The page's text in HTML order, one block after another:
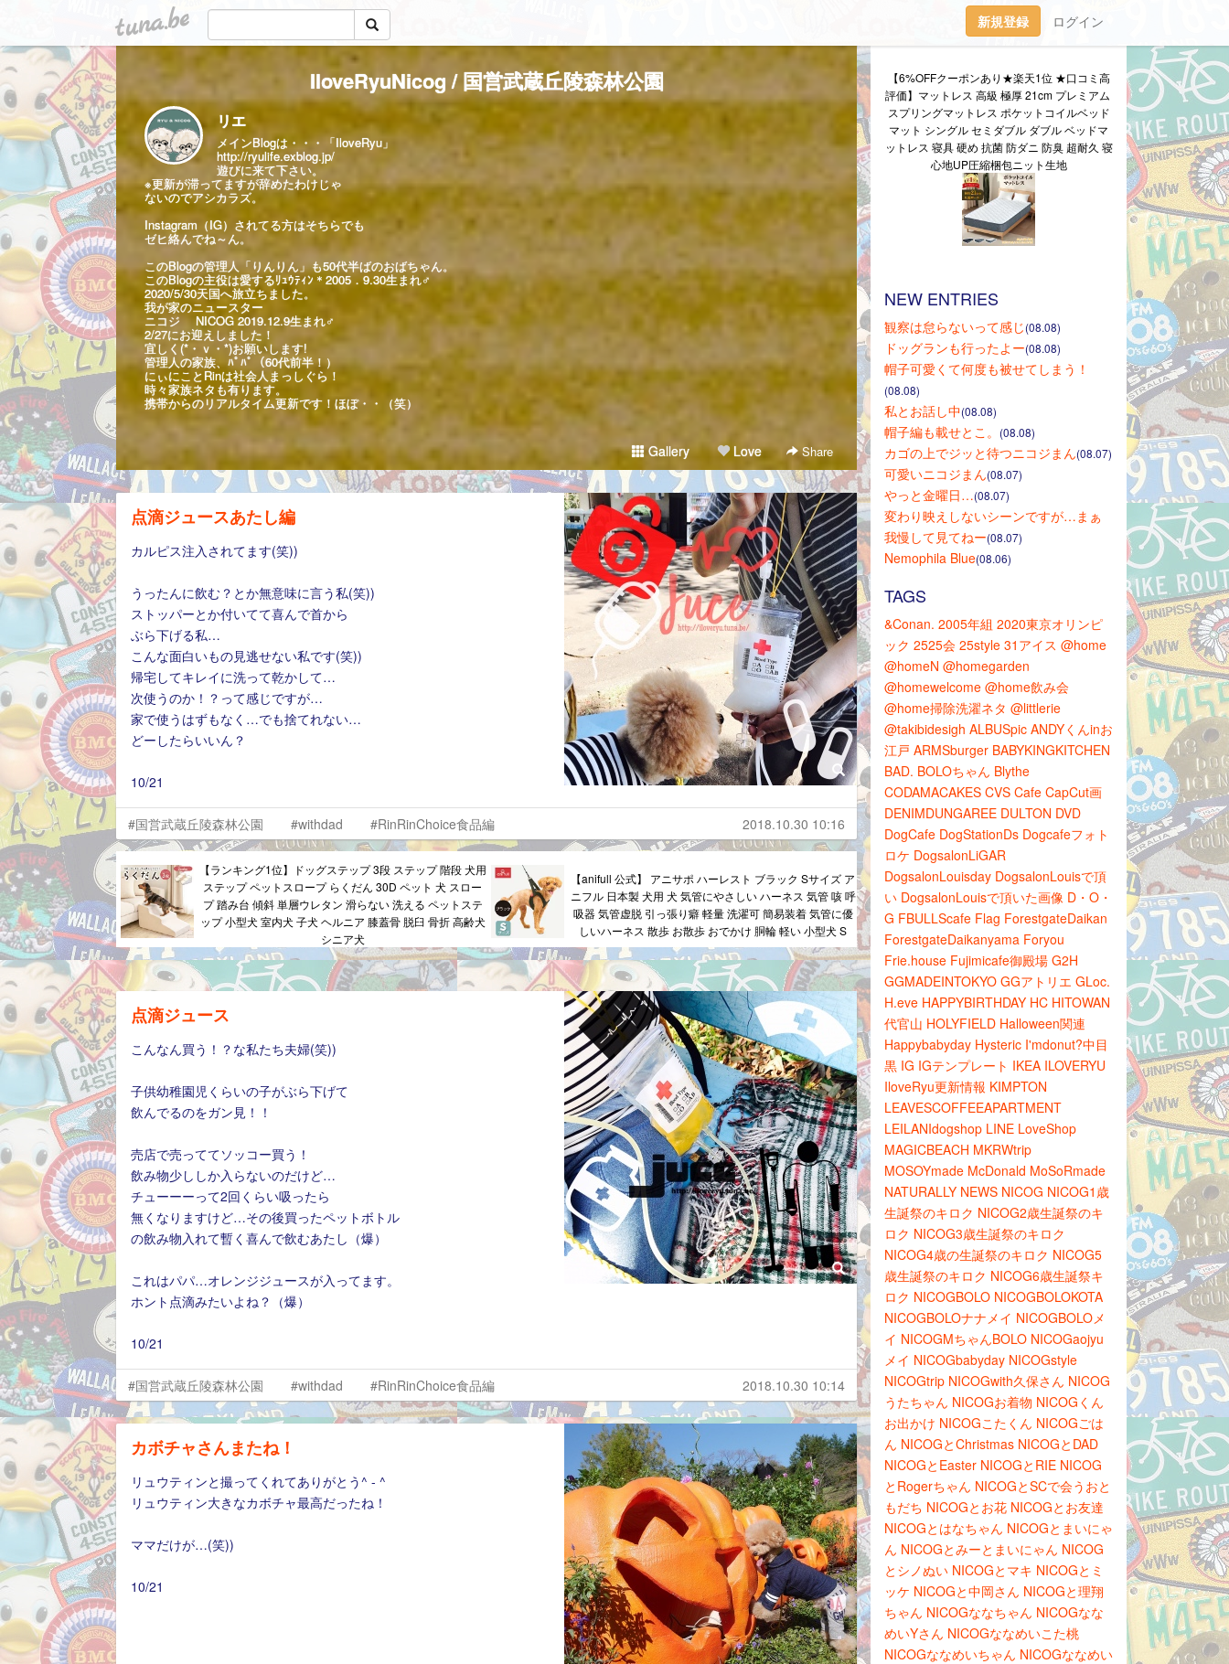
tuna.be 新規登録 ログイン
IloveRyuNicog / 国営武蔵丘陵森林公園
リエ
メインBlogは・・・「IloveRyu」
http://ryulife.exblog.jp/
遊びに来て下さい。
※更新が滞ってますが辞めたわけじゃ
ないのでアシカラズ。
Instagram（IG）されてる方はそちらでも
ゼヒ絡んでね～ん。
このBlogの管理人「りんりん」も50代半ばのおばちゃん。
このBlogの主役は愛するﾘｭｳﾃｨﾝ＊2005．9.30生まれ♂
2020/5/30天国へ旅立ちました。
我が家のニュースター
ニコジ NICOG 2019.12.9生まれ♂
2/27にお迎えしました！
宜しく(*・ｖ・*)お願いします!
管理人の家族、ﾊﾟﾊﾟ（60代前半！）
にぃにことRinは社会人まっしぐら！
時々家族ネタも有ります。
携帯からのリアルタイム更新です！ほぼ・・（笑）
Gallery Love Share
点滴ジュースあたし編
カルピス注入されてます(笑))
うったんに飲む？とか無意味に言う私(笑))
ストッパーとか付いてて喜んで首から
ぶら下げる私…
こんな面白いもの見逃せない私です(笑))
帰宅してキレイに洗って乾かして…
次使うのか！？って感じですが…
家で使うはずもなく…でも捨てれない…
どーしたらいいん？
10/21
#国営武蔵丘陵森林公園 #withdad #RinRinChoice食品編 2018.10.30 10:16
【ランキング1位】ドッグステップ 3段 ステップ 階段 犬用
ステップ ペットスロープ らくだん 30D ペット 犬 スロー
プ 踏み台 傾斜 単層ウレタン 滑らない 洗える ペットステ
ップ 小型犬 室内犬 子犬 ヘルニア 膝蓋骨 脱臼 骨折 高齢犬
シニア犬
【anifull 公式】 アニサポ ハーレスト ブラック Sサイズ ア
ニフル 日本製 犬用 犬 気管にやさしい ハーネス 気管 咳 呼
吸器 気管虚脱 引っ張り癖 軽量 洗濯可 簡易装着 気管に優
しいハーネス 散歩 お散歩 おでかけ 胴輪 軽い 小型犬 S
点滴ジュース
こんなん買う！？な私たち夫婦(笑))
子供幼稚園児くらいの子がぶら下げて
飲んでるのをガン見！！
売店で売っててソッコー買う！
飲み物少ししか入らないのだけど…
チューーーって2回くらい吸ったら
無くなりますけど…その後買ったペットボトル
の飲み物入れて暫く喜んで飲むあたし（爆）
これはパパ…オレンジジュースが入ってます。
ホント点滴みたいよね？（爆）
10/21
#国営武蔵丘陵森林公園 #withdad #RinRinChoice食品編 2018.10.30 10:14
カボチャさんまたね！
リュウティンと撮ってくれてありがとう^ - ^
リュウティン大きなカボチャ最高だったね！
ママだけが…(笑))
10/21
【6%OFFクーポンあり★楽天1位 ★口コミ高
評価】マットレス 高級 極厚 21cm プレミアム
スプリングマットレス ポケットコイルベッド
マット シングル セミダブル ダブル ベッドマ
ットレス 寝具 硬め 抗菌 防ダニ 防臭 超耐久 寝
心地UP圧縮梱包ニット生地
NEW ENTRIES
観察は怠らないって感じ(08.08)
ドッグランも行ったよー(08.08)
帽子可愛くて何度も被せてしまう！
(08.08)
私とお話し中(08.08)
帽子編も載せとこ。 (08.08)
カゴの上でジッと待つニコジまん(08.07)
可愛いニコジまん(08.07)
やっと金曜日…(08.07)
変わり映えしないシーンですが…まぁ
我慢して見てねー(08.07)
Nemophila Blue(08.06)
TAGS
&Conan. 2005年組 2020東京オリンピ
ック 2525会 25style 31アイス @home
@homeN @homegarden
@homewelcome @home飲み会
@home掃除洗濯ネタ @littlerie
@takibidesigh ALBUSpic ANDYくんinお
江戸 ARMSburger BABYKINGKITCHEN
BAD. BOLOちゃん Blythe
CODAMACAKES CVS Cafe CapCut画
DENIMDUNGAREE DULTON DVD
DogCafe DogStationDs Dogcafeフォト
ロケ DogsalonLiGAR
DogsalonLouisday DogsalonLouisで頂
い DogsalonLouisで頂いた画像 D・O・
G FBULLScafe Flag ForestgateDaikan
ForestgateDaikanyama Foryou
Frie.house Fujimicafe御殿場 G2H
GGMADEINTOKYO GGアトリエ GLoc.
H.eve HAPPYBIRTHDAY HC HITOWAN
代官山 HOLYFIELD Halloween関連
Happybabyday Hysteric I'mdonut?中目
黒 IG IGテンプレート IKEA ILOVERYU
IloveRyu更新情報 KIMPTON
LEAVESCOFFEEAPARTMENT
LEILANIdogshop LINE LoveShop
MAGICBEACH MKRWtrip
MOSOYmade McDonald MoSoRmade
NATURALLY NEWS NICOG NICOG1歳
生誕祭のキロク NICOG2歳生誕祭のキ
ロク NICOG3歳生誕祭のキロク
NICOG4歳の生誕祭のキロク NICOG5
歳生誕祭のキロク NICOG6歳生誕祭キ
ロク NICOGBOLO NICOGBOLOKOTA
NICOGBOLOナナメイ NICOGBOLOメ
イ NICOGMちゃんBOLO NICOGaojyu
メイ NICOGbabyday NICOGstyle
NICOGtrip NICOGwith久保さん NICOG
うたちゃん NICOGお着物 NICOGくん
お出かけ NICOGこたくん NICOGごは
ん NICOGとChristmas NICOGとDAD
NICOGとEaster NICOGとRIE NICOG
とRogerちゃん NICOGとSCで会うおと
もだち NICOGとお花 NICOGとお友達
NICOGとはなちゃん NICOGとまいにゃ
ん NICOGとみーとまいにゃん NICOG
とシノぬい NICOGとマキ NICOGとミ
ッケ NICOGと中岡さん NICOGと理翔
ちゃん NICOGななちゃん NICOGなな
めいYさん NICOGななめいこた桃
NICOGななめいちゃん NICOGななめい